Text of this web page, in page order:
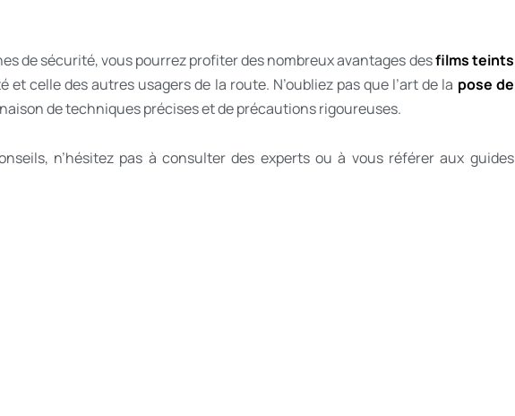
de sécurité, vous pourrez profiter des nombreux avantages desfilms teints
celle des autres usagers de la route. N’oubliez pas que l’art de la pose de
de techniques précises et de précautions rigoureuses.
n’hésitez pas à consulter des experts ou à vous référer aux guides